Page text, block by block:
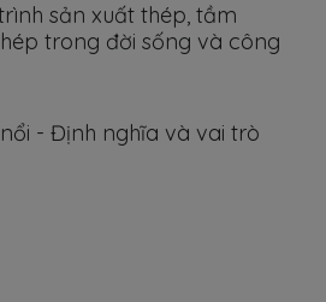
sản xuất thép, tầm
trong đời sống và công
- Định nghĩa và vai trò